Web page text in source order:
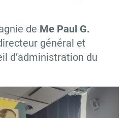
de Me Paul G.
général et
d’administration du